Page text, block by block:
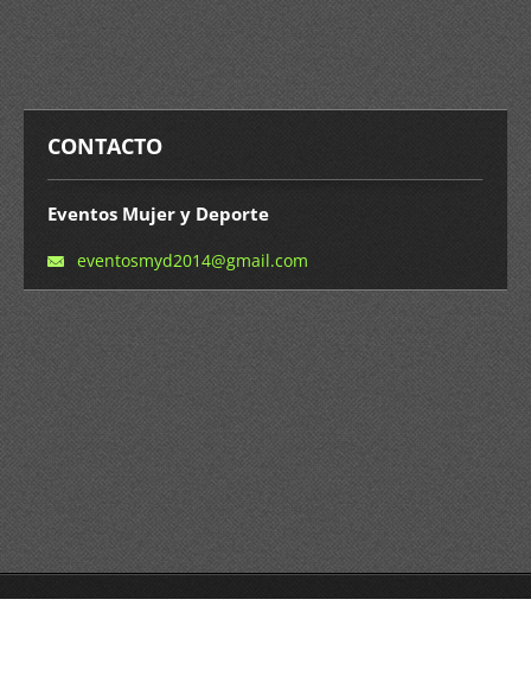
CONTACTO
Eventos Mujer y Deporte
eventosmyd2014@gmail.com